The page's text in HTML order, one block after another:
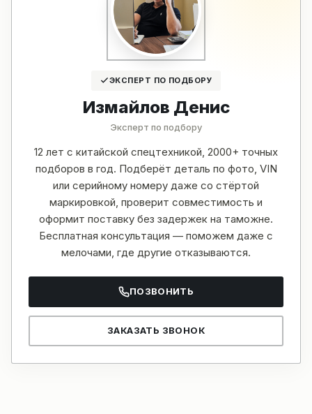
ЭКСПЕРТ ПО ПОДБОРУ
Измайлов Денис
Эксперт по подбору
12 лет с китайской спецтехникой, 2000+ точных
подборов в год. Подберёт деталь по фото, VIN
или серийному номеру даже со стёртой
маркировкой, проверит совместимость и
оформит поставку без задержек на таможне.
Бесплатная консультация — поможем даже с
мелочами, где другие отказываются.
ПОЗВОНИТЬ
ЗАКАЗАТЬ ЗВОНОК